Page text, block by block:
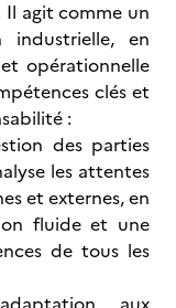
Il agit comme un
industrielle, en
opérationnelle
clés et
:
des parties
les attentes
et externes, en
fluide et une
de tous les